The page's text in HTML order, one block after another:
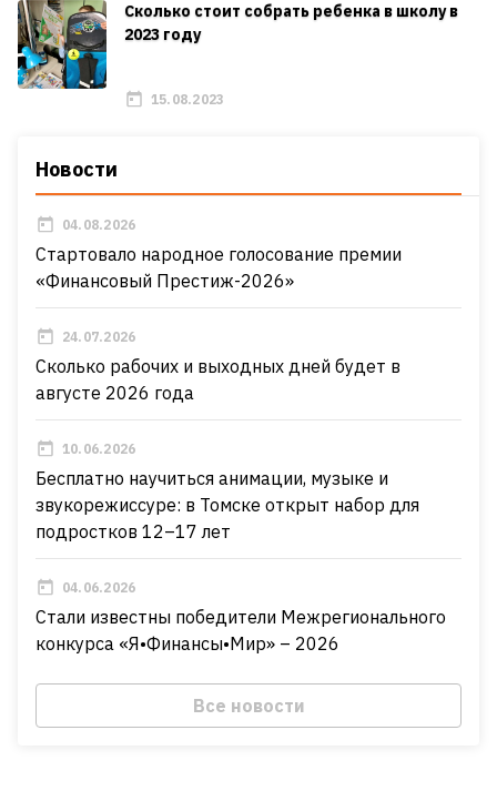
Сколько стоит собрать ребенка в школу в
2023 году
15.08.2023
Новости
04.08.2026
Стартовало народное голосование премии
«Финансовый Престиж-2026»
24.07.2026
Сколько рабочих и выходных дней будет в
августе 2026 года
10.06.2026
Бесплатно научиться анимации, музыке и
звукорежиссуре: в Томске открыт набор для
подростков 12–17 лет
04.06.2026
Стали известны победители Межрегионального
конкурса «Я•Финансы•Мир» – 2026
Все новости